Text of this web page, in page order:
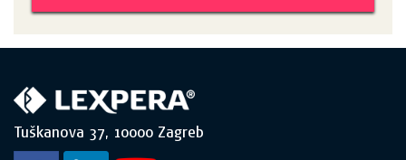
Tuškanova 37, 10000 Zagreb